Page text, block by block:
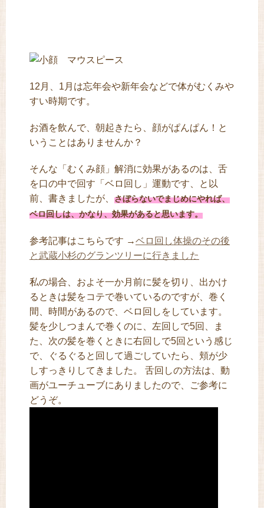
12月、1月は忘年会や新年会などで体がむくみや
すい時期です。
お酒を飲んで、朝起きたら、顔がぱんぱん！と
いうことはありませんか？
そんな「むくみ顔」解消に効果があるのは、舌
を口の中で回す「ベロ回し」運動です、と以
前、書きましたが、 さぼらないでまじめにやれば、
ベロ回しは、かなり、効果があると思います。
参考記事はこちらです →ベロ回し体操のその後
と武蔵小杉のグランツリーに行きました
私の場合、およそ一か月前に髪を切り、出かけ
るときは髪をコテで巻いているのですが、巻く
間、時間があるので、ベロ回しをしています。
髪を少しつまんで巻くのに、左回しで5回、ま
た、次の髪を巻くときに右回しで5回という感じ
で、ぐるぐると回して過ごしていたら、頬が少
しすっきりしてきました。 舌回しの方法は、動
画がユーチューブにありましたので、ご参考に
どうぞ。